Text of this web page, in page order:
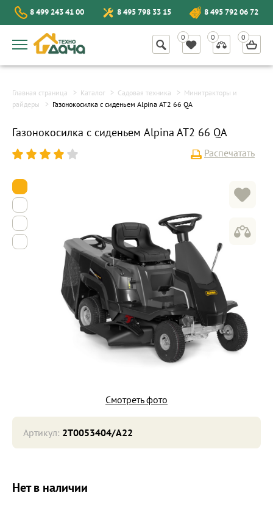
8 499 243 41 00 8 495 798 33 15 8 495 792 06 72
Главная страница Каталог Садовая техника
Минитракторы и
райдеры
Газонокосилка с сиденьем Alpina AT2 66 QA
Газонокосилка с сиденьем Alpina AT2 66 QA
Распечатать
Смотреть фото
Нет в наличии
Артикул: 2T0053404/A22